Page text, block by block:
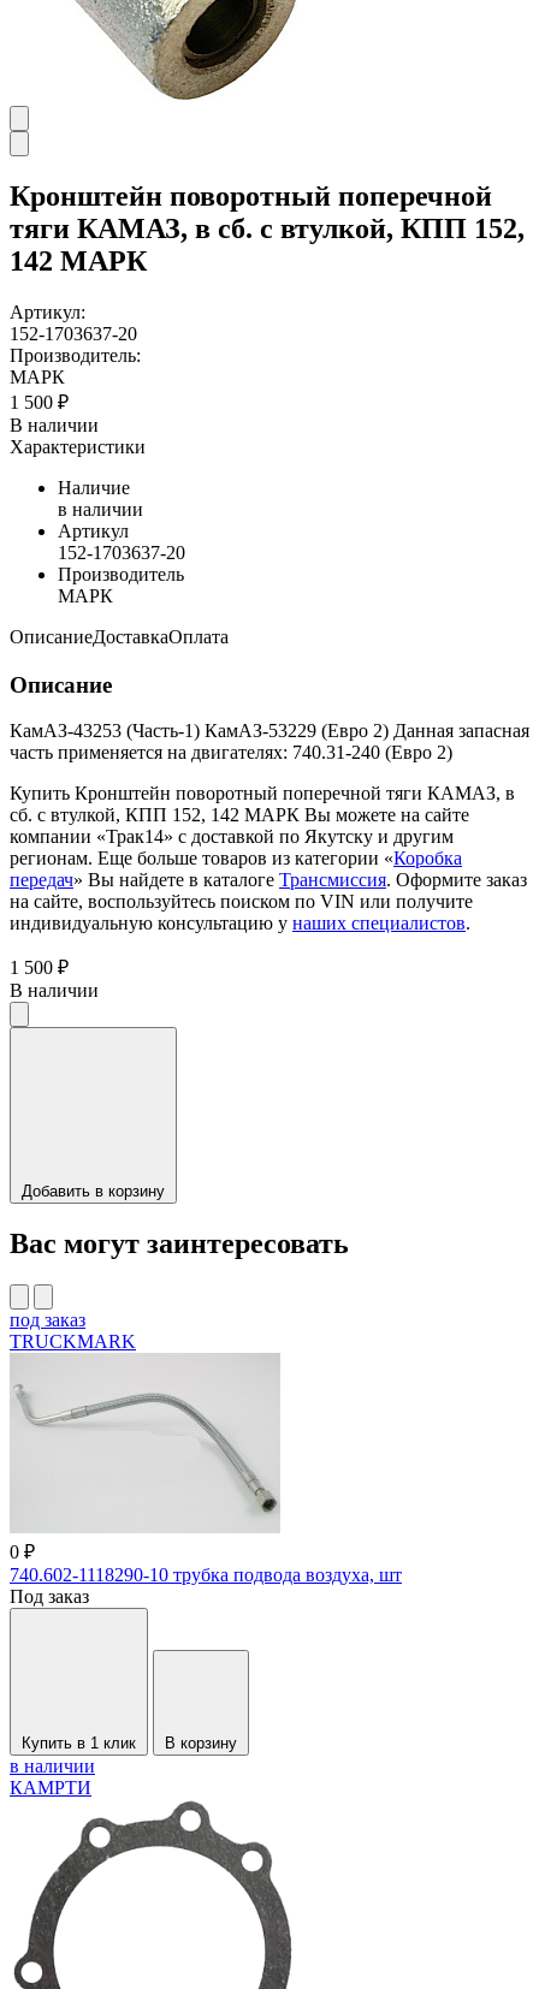
Кронштейн поворотный поперечной
тяги КАМАЗ, в сб. с втулкой, КПП 152,
142 МАРК
Артикул:
152-1703637-20
Производитель:
МАРК
1 500 ₽
В наличии
Характеристики
Наличие
в наличии
Артикул
152-1703637-20
Производитель
МАРК
ОписаниеДоставкаОплата
Описание
КамАЗ-43253 (Часть-1) КамАЗ-53229 (Евро 2) Данная запасная
часть применяется на двигателях: 740.31-240 (Евро 2)
Купить Кронштейн поворотный поперечной тяги КАМАЗ, в
сб. с втулкой, КПП 152, 142 МАРК Вы можете на сайте
компании «Трак14» с доставкой по Якутску и другим
регионам. Еще больше товаров из категории «Коробка
передач» Вы найдете в каталоге Трансмиссия. Оформите заказ
на сайте, воспользуйтесь поиском по VIN или получите
индивидуальную консультацию у наших специалистов.
1 500 ₽
В наличии
Добавить в корзину
Вас могут заинтересовать
под заказ
TRUCKMARK
0 ₽
740.602-1118290-10 трубка подвода воздуха, шт
Под заказ
Купить в 1 клик В корзину
в наличии
КАМРТИ